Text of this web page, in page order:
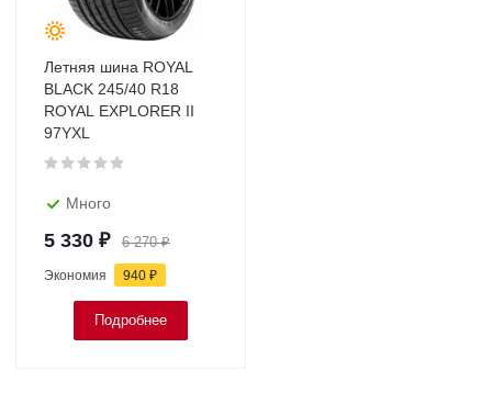
Летняя шина ROYAL
BLACK 245/40 R18
ROYAL EXPLORER II
97YXL
Много
5 330 ₽ 6 270₽
Экономия 940 ₽
Подробнее